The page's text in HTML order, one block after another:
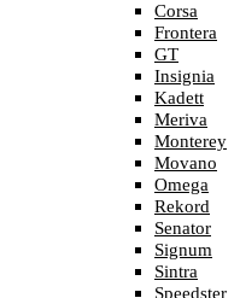
Corsa
Frontera
GT
Insignia
Kadett
Meriva
Monterey
Movano
Omega
Rekord
Senator
Signum
Sintra
Speedster